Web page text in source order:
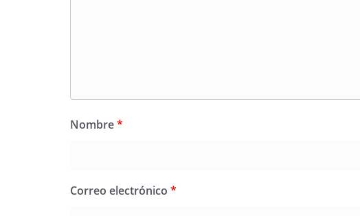
Nombre*
Correo electrónico *